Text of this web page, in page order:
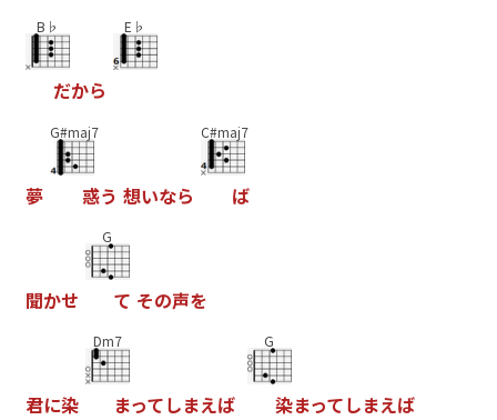
B♭
だから
E♭
夢
G#maj7
惑う 想いなら
C#maj7
ば
聞かせ
G
て その声を
君に染
Dm7
まってしまえば
G
染まってしまえば